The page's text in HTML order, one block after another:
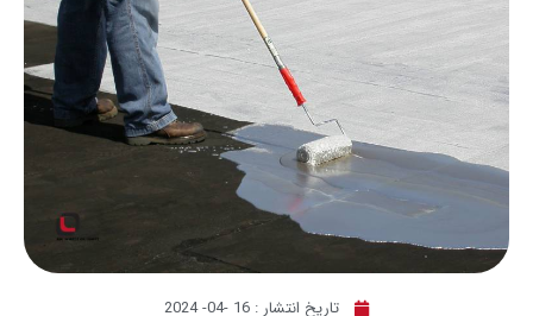
تاریخ انتشار :16 -04- 2024